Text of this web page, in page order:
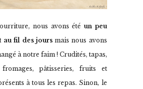
nous avons été un peu
au fil des joursmais nous avons
à notre faim ! Crudités, tapas,
pâtisseries, fruits et
à tous les repas. Sinon, le